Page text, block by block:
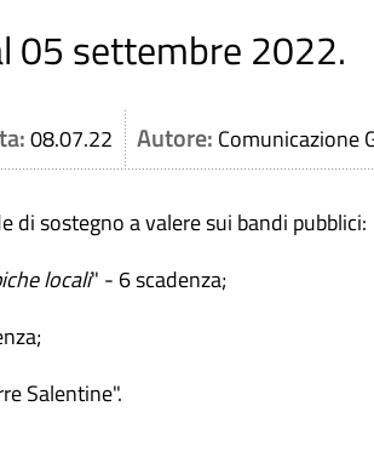
05 settembre 2022.
08.07.22 Autore: Comunicazione
di sostegno a valere sui bandi pubblici:
locali" - 6 scadenza;
Salentine".